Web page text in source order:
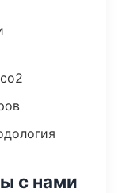
с нами